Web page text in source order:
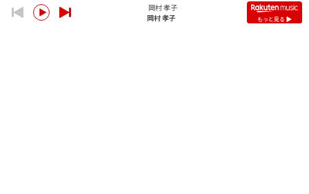
岡村 孝子
岡村 孝子
もっと見る